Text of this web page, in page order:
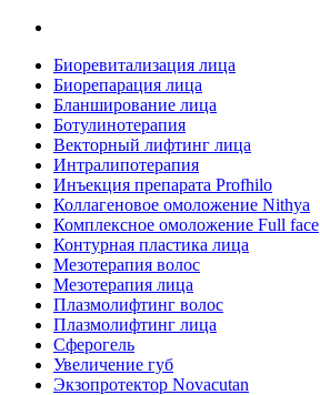
Биоревитализация лица
Биорепарация лица
Бланширование лица
Ботулинотерапия
Векторный лифтинг лица
Интралипотерапия
Инъекция препарата Profhilo
Коллагеновое омоложение Nithya
Комплексное омоложение Full face
Контурная пластика лица
Мезотерапия волос
Мезотерапия лица
Плазмолифтинг волос
Плазмолифтинг лица
Сферогель
Увеличение губ
Экзопротектор Novacutan